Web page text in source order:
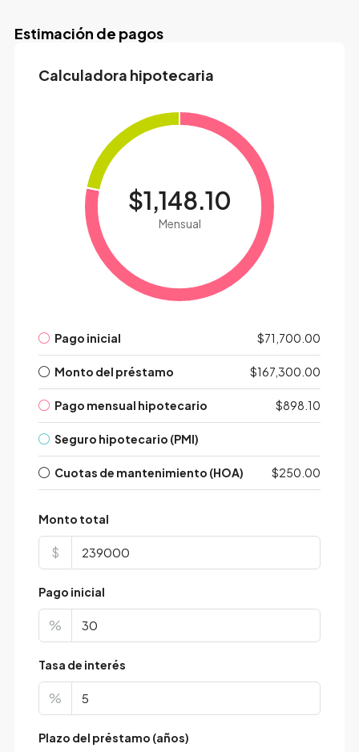
Estimación de pagos
Calculadora hipotecaria
$1,148.10
Mensual
Pago inicial $71,700.00
Monto del préstamo $167,300.00
Pago mensual hipotecario $898.10
Seguro hipotecario (PMI)
Cuotas de mantenimiento (HOA) $250.00
Monto total
$
Pago inicial
%
Tasa de interés
%
Plazo del préstamo (años)